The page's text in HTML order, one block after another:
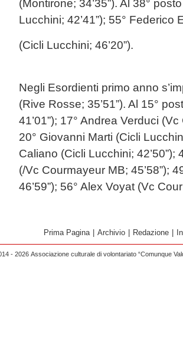
(Montirone; 34’35”). Al 38°
Lucchini; 42’41”); 55° Federico
(Cicli Lucchini; 46’20”).
Negli Esordienti primo anno
(Rive Rosse; 35’51”). Al 15°
41’01”); 17° Andrea Verduci
20° Giovanni Marti (Cicli
Caliano (Cicli Lucchini; 42’50”);
(/Vc Courmayeur MB; 45’58”);
46’59”); 56° Alex Voyat (Vc
Prima Pagina Archivio Redazione
- 2026 Associazione culturale di volontariato “Comunque